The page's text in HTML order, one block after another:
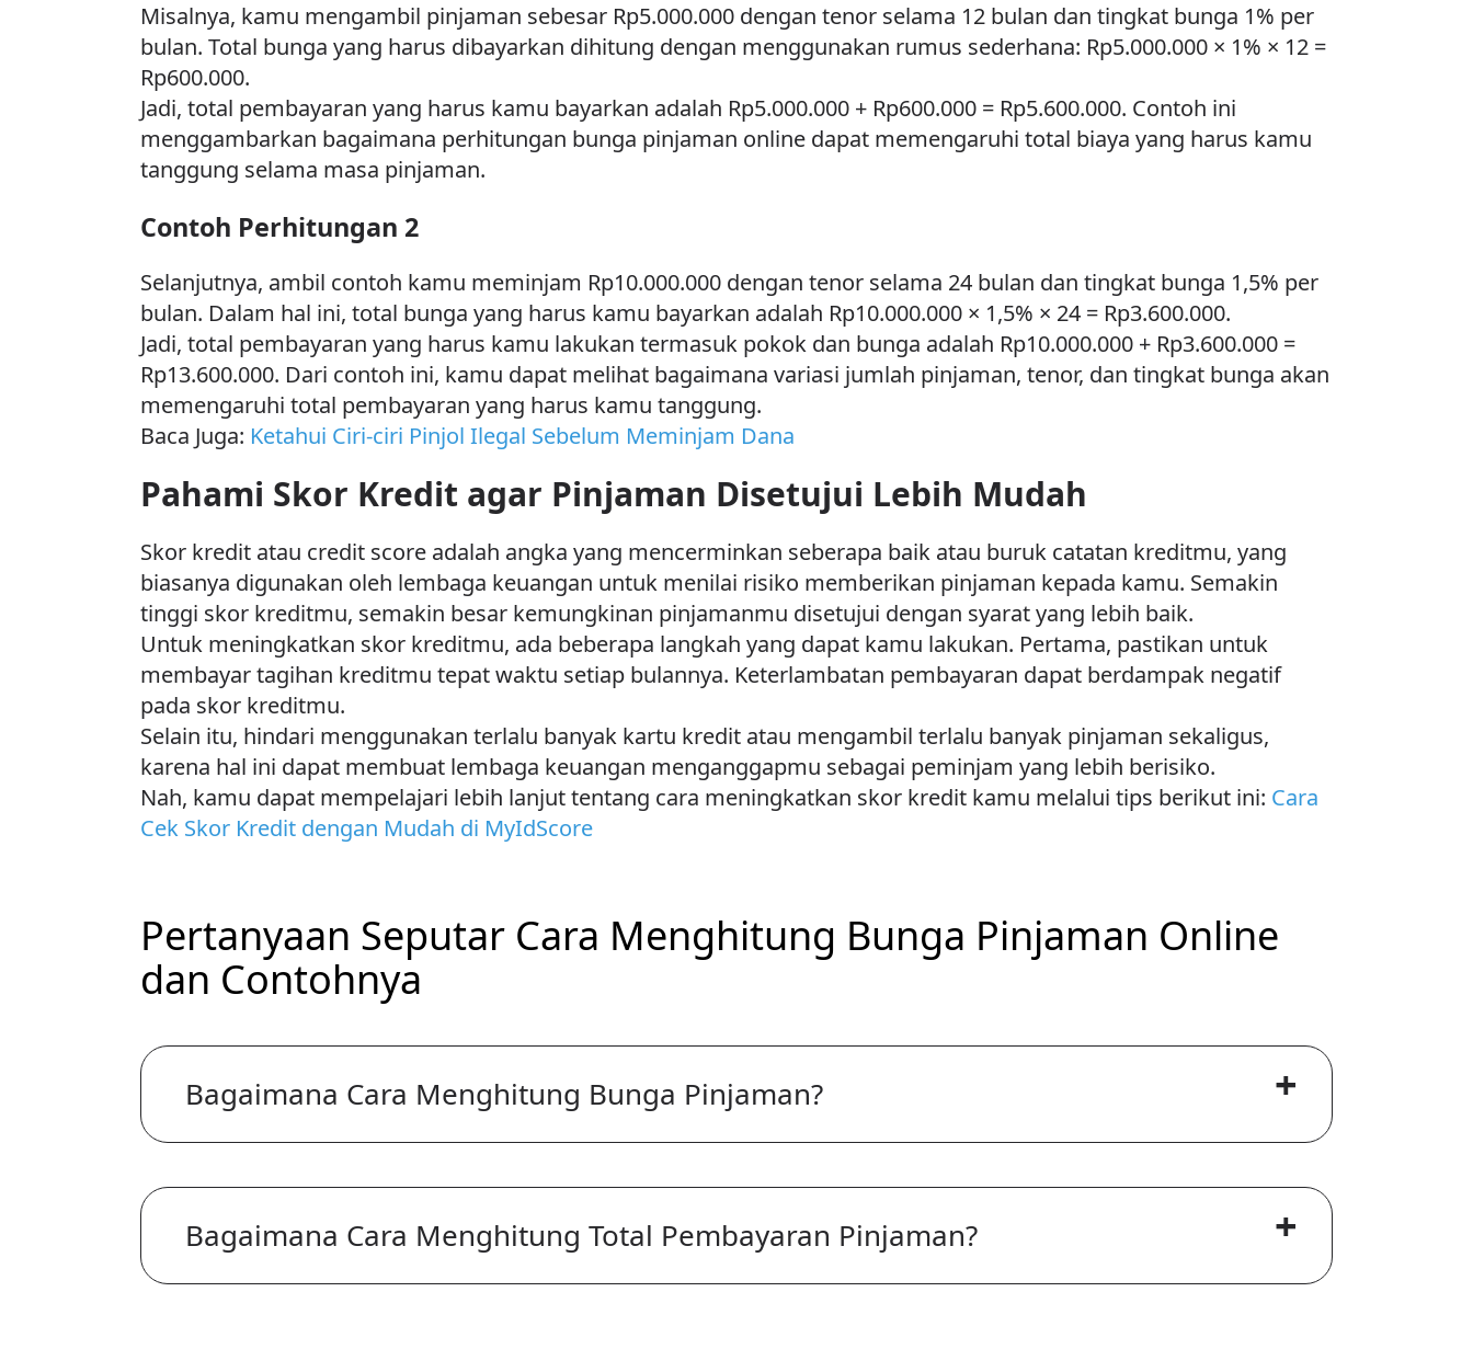
Misalnya, kamu mengambil pinjaman sebesar Rp5.000.000 dengan tenor selama 12 bulan dan tingkat bunga 1% per
bulan. Total bunga yang harus dibayarkan dihitung dengan menggunakan rumus sederhana: Rp5.000.000 × 1% × 12 =
Rp600.000.
Jadi, total pembayaran yang harus kamu bayarkan adalah Rp5.000.000 + Rp600.000 = Rp5.600.000. Contoh ini
menggambarkan bagaimana perhitungan bunga pinjaman online dapat memengaruhi total biaya yang harus kamu
tanggung selama masa pinjaman.
Contoh Perhitungan 2
Selanjutnya, ambil contoh kamu meminjam Rp10.000.000 dengan tenor selama 24 bulan dan tingkat bunga 1,5% per
bulan. Dalam hal ini, total bunga yang harus kamu bayarkan adalah Rp10.000.000 × 1,5% × 24 = Rp3.600.000.
Jadi, total pembayaran yang harus kamu lakukan termasuk pokok dan bunga adalah Rp10.000.000 + Rp3.600.000 =
Rp13.600.000. Dari contoh ini, kamu dapat melihat bagaimana variasi jumlah pinjaman, tenor, dan tingkat bunga akan
memengaruhi total pembayaran yang harus kamu tanggung.
Baca Juga: Ketahui Ciri-ciri Pinjol Ilegal Sebelum Meminjam Dana
Pahami Skor Kredit agar Pinjaman Disetujui Lebih Mudah
Skor kredit atau credit score adalah angka yang mencerminkan seberapa baik atau buruk catatan kreditmu, yang
biasanya digunakan oleh lembaga keuangan untuk menilai risiko memberikan pinjaman kepada kamu. Semakin
tinggi skor kreditmu, semakin besar kemungkinan pinjamanmu disetujui dengan syarat yang lebih baik.
Untuk meningkatkan skor kreditmu, ada beberapa langkah yang dapat kamu lakukan. Pertama, pastikan untuk
membayar tagihan kreditmu tepat waktu setiap bulannya. Keterlambatan pembayaran dapat berdampak negatif
pada skor kreditmu.
Selain itu, hindari menggunakan terlalu banyak kartu kredit atau mengambil terlalu banyak pinjaman sekaligus,
karena hal ini dapat membuat lembaga keuangan menganggapmu sebagai peminjam yang lebih berisiko.
Nah, kamu dapat mempelajari lebih lanjut tentang cara meningkatkan skor kredit kamu melalui tips berikut ini: Cara
Cek Skor Kredit dengan Mudah di MyIdScore
Pertanyaan Seputar Cara Menghitung Bunga Pinjaman Online
dan Contohnya
+
Bagaimana Cara Menghitung Bunga Pinjaman?
+
Bagaimana Cara Menghitung Total Pembayaran Pinjaman?